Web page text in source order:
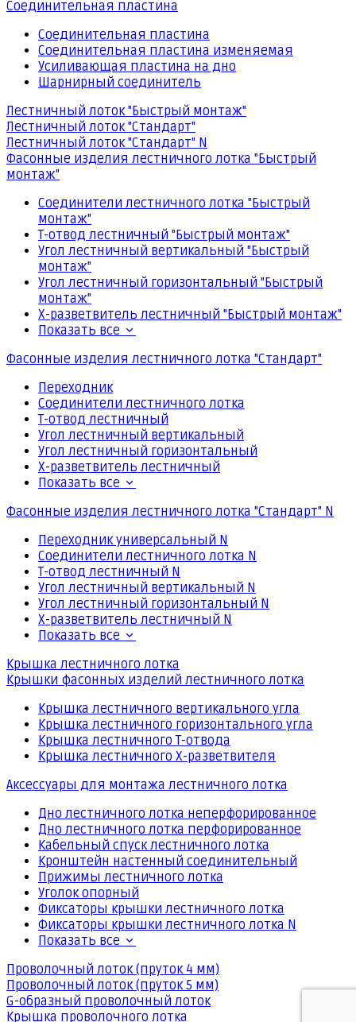
Соединительная пластина
Соединительная пластина
Соединительная пластина изменяемая
Усиливающая пластина на дно
Шарнирный соединитель
Лестничный лоток "Быстрый монтаж"
Лестничный лоток "Стандарт"
Лестничный лоток "Стандарт" N
Фасонные изделия лестничного лотка "Быстрый
монтаж"
Соединители лестничного лотка "Быстрый
монтаж"
Т-отвод лестничный "Быстрый монтаж"
Угол лестничный вертикальный "Быстрый
монтаж"
Угол лестничный горизонтальный "Быстрый
монтаж"
Х-разветвитель лестничный "Быстрый монтаж"
Показать все
Фасонные изделия лестничного лотка "Стандарт"
Переходник
Соединители лестничного лотка
Т-отвод лестничный
Угол лестничный вертикальный
Угол лестничный горизонтальный
Х-разветвитель лестничный
Показать все
Фасонные изделия лестничного лотка "Стандарт" N
Переходник универсальный N
Соединители лестничного лотка N
Т-отвод лестничный N
Угол лестничный вертикальный N
Угол лестничный горизонтальный N
Х-разветвитель лестничный N
Показать все
Крышка лестничного лотка
Крышки фасонных изделий лестничного лотка
Крышка лестничного вертикального угла
Крышка лестничного горизонтального угла
Крышка лестничного Т-отвода
Крышка лестничного Х-разветвителя
Аксессуары для монтажа лестничного лотка
Дно лестничного лотка неперфорированное
Дно лестничного лотка перфорированное
Кабельный спуск лестничного лотка
Кронштейн настенный соединительный
Прижимы лестничного лотка
Уголок опорный
Фиксаторы крышки лестничного лотка
Фиксаторы крышки лестничного лотка N
Показать все
Проволочный лоток (пруток 4 мм)
Проволочный лоток (пруток 5 мм)
G-образный проволочный лоток
Крышка проволочного лотка